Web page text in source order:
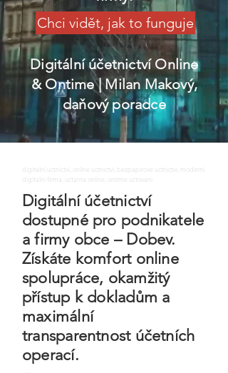
Chci vidět, jak to funguje
Digitální účetnictví Online
& Ontime| Milan Makový,
daňový poradce
digitalni uctnictvi, online uctnictvi, bezpapirove uctnictvi, moderni
digitalni firma, uctarna online, ontime uctovani
Digitální účetnictví
dostupné pro podnikatele
a firmy obce – Dobev.
Získáte komfort online
spolupráce, okamžitý
přístup k dokladům a
maximální
transparentnost účetních
operací.